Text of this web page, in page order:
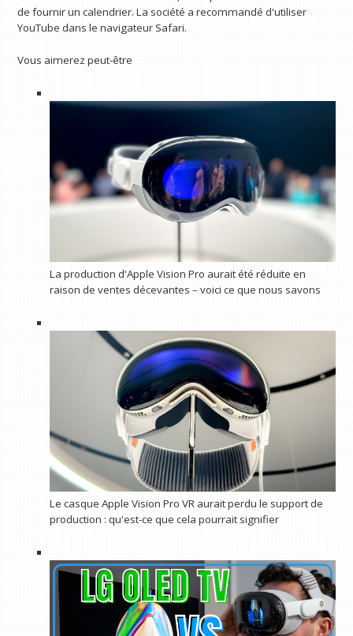
de fournir un calendrier. La société a recommandé d'utiliser
YouTube dans le navigateur Safari.
Vous aimerez peut-être
La production d'Apple Vision Pro aurait été réduite en
raison de ventes décevantes – voici ce que nous savons
Le casque Apple Vision Pro VR aurait perdu le support de
production : qu'est-ce que cela pourrait signifier